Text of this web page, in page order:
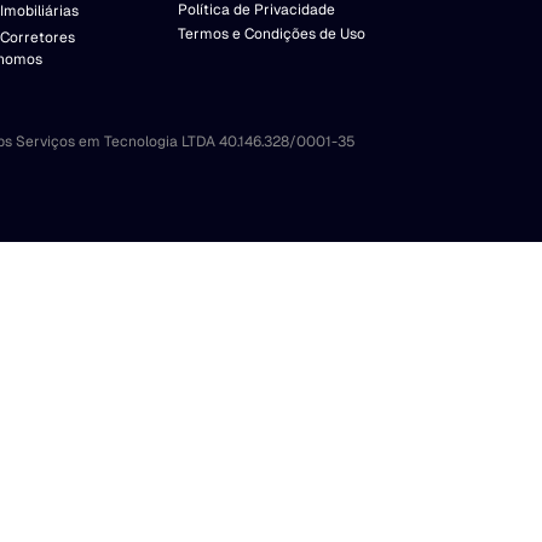
Política de Privacidade
Termos e Condições de Uso
Serviços em Tecnologia LTDA 40.146.328/0001-35